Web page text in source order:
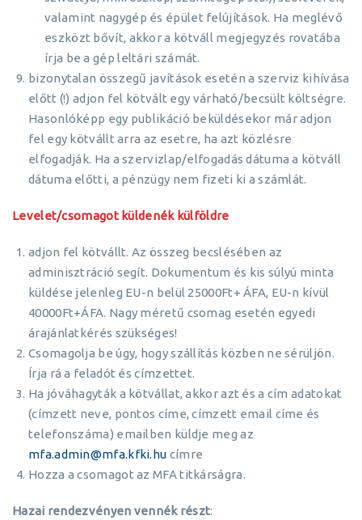
valamint nagygép és épület felújítások. Ha meglévő
eszközt bővít, akkor a kötváll megjegyzés rovatába
írja be a gép leltári számát.
bizonytalan összegű javítások esetén a szerviz kihívása
előtt (!) adjon fel kötvált egy várható/becsült költségre.
Hasonlóképp egy publikáció beküldésekor már adjon
fel egy kötvállt arra az esetre, ha azt közlésre
elfogadják. Ha a szervizlap/elfogadás dátuma a kötváll
dátuma előtti, a pénzügy nem fizeti ki a számlát.
Levelet/csomagot küldenék külföldre
adjon fel kötvállt. Az összeg becslésében az
adminisztráció segít. Dokumentum és kis súlyú minta
küldése jelenleg EU-n belül 25000Ft+ ÁFA, EU-n kívül
40000Ft+ÁFA. Nagy méretű csomag esetén egyedi
árajánlatkérés szükséges!
Csomagolja be úgy, hogy szállítás közben ne sérüljön.
Írja rá a feladót és címzettet.
Ha jóváhagyták a kötvállat, akkor azt és a cím adatokat
(címzett neve, pontos címe, címzett email címe és
telefonszáma) emailben küldje meg az
mfa.admin@mfa.kfki.hu címre
Hozza a csomagot az MFA titkárságra.
Hazai rendezvényen vennék részt: